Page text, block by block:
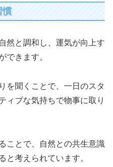
慣
然と調和し、運気が向上す
できます。
を聞くことで、一日のスタ
ィブな気持ちで物事に取り
ことで、自然との共生意識
と考えられています。